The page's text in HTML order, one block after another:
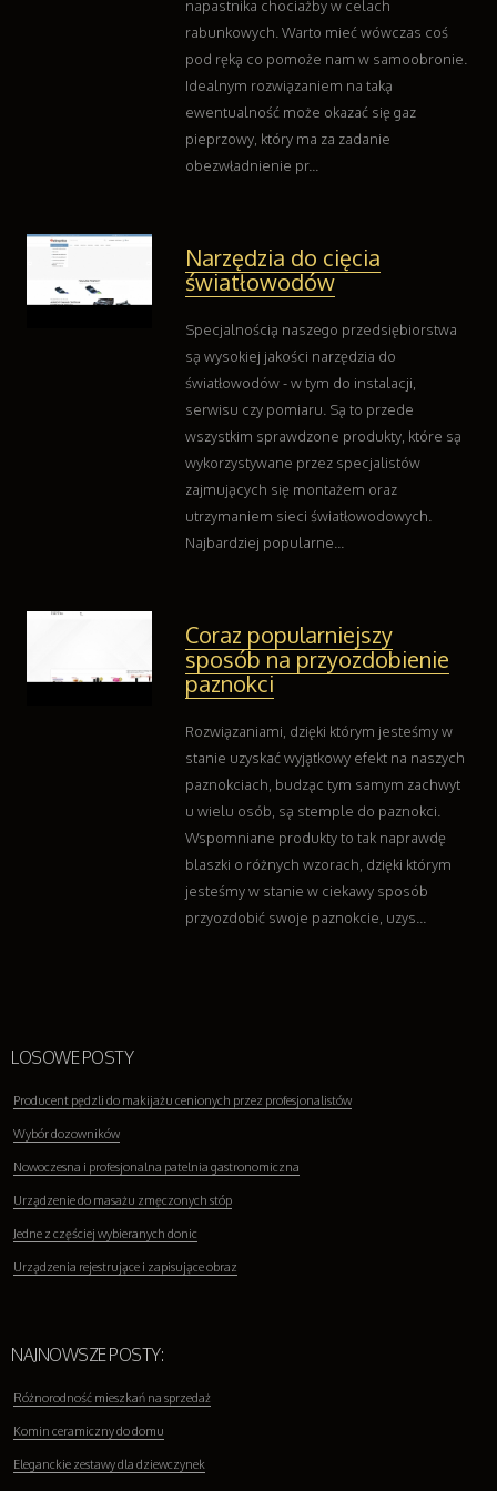
Kontakt
napastnika chociażby w celach
rabunkowych. Warto mieć wówczas coś
pod ręką co pomoże nam w samoobronie.
Idealnym rozwiązaniem na taką
ewentualność może okazać się gaz
pieprzowy, który ma za zadanie
obezwładnienie pr...
Narzędzia do cięcia
światłowodów
Specjalnością naszego przedsiębiorstwa
są wysokiej jakości narzędzia do
światłowodów - w tym do instalacji,
serwisu czy pomiaru. Są to przede
wszystkim sprawdzone produkty, które są
wykorzystywane przez specjalistów
zajmujących się montażem oraz
utrzymaniem sieci światłowodowych.
Najbardziej popularne...
Coraz popularniejszy
sposób na przyozdobienie
paznokci
Rozwiązaniami, dzięki którym jesteśmy w
stanie uzyskać wyjątkowy efekt na naszych
paznokciach, budząc tym samym zachwyt
u wielu osób, są stemple do paznokci.
Wspomniane produkty to tak naprawdę
blaszki o różnych wzorach, dzięki którym
jesteśmy w stanie w ciekawy sposób
przyozdobić swoje paznokcie, uzys...
LOSOWE POSTY
Producent pędzli do makijażu cenionych przez profesjonalistów
Wybór dozowników
Nowoczesna i profesjonalna patelnia gastronomiczna
Urządzenie do masażu zmęczonych stóp
Jedne z częściej wybieranych donic
Urządzenia rejestrujące i zapisujące obraz
NAJNOWSZE POSTY:
Różnorodność mieszkań na sprzedaż
Komin ceramiczny do domu
Eleganckie zestawy dla dziewczynek